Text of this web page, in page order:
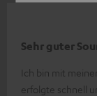
Sehr guter
Ich bin mit
erfolgte schnell